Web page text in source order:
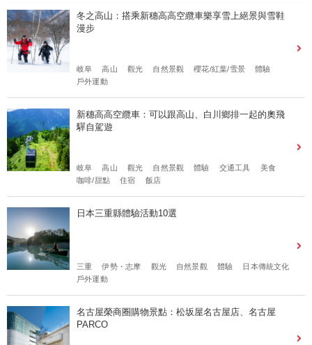
冬之高山：搭乘新穗高高空纜車樂享雪上絕景與雪鞋
漫步
岐阜 高山 觀光 自然景觀 櫻花/紅葉/雪景
體驗
戶外運動
新穗高高空纜車：可以跟高山、白川鄉排一起的奧飛
驒自駕遊
岐阜 高山 觀光 自然景觀 體驗 交通工具
美食
咖啡/甜點
住宿 飯店
日本三重縣體驗活動10選
三重 伊勢・志摩 觀光 自然景觀 體驗
日本傳統文化
戶外運動
名古屋榮商圈購物景點：松坂屋名古屋店、名古屋
PARCO